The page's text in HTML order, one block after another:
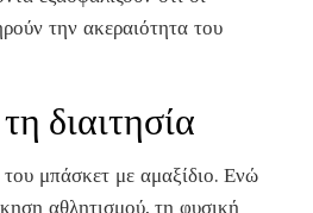
την ακεραιότητα του
διαιτησία
μπάσκετ με αμαξίδιο. Ενώ
αθλητισμού, τη φυσική